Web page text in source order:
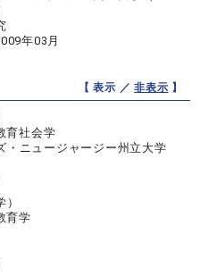
年03月
【 表示 ／非表示 】
育社会学
・ニュージャージー州立大学
育学